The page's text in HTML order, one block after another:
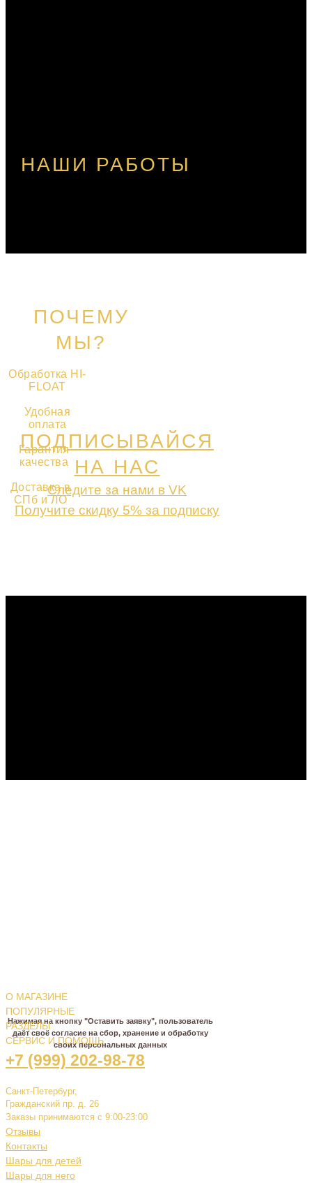
ПОЧЕМУ
МЫ?
Обработка HI-
FLOAT
Удобная
оплата
Гарантия
качества
Доставка в
СПб и ЛО
НАШИ РАБОТЫ
ПОДПИСЫВАЙСЯ
НА НАС
Следите за нами в VK
Получите скидку 5% за подписку
МЫ ПОМОЖЕМ И ПОДСКАЖЕМ!
Нажимая на кнопку "Оставить заявку", пользователь
даёт своё согласие на сбор, хранение и обработку
своих персональных данных
О МАГАЗИНЕ
ПОПУЛЯРНЫЕ
РАЗДЕЛЫ
СЕРВИС И ПОМОЩЬ
+7 (999) 202-98-78
Санкт-Петербург,
Гражданский пр. д. 26
Заказы принимаются с 9:00-23:00
Отзывы
Контакты
Шары для детей
Шары для него